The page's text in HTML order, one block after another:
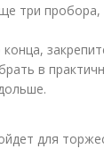
три
в
для